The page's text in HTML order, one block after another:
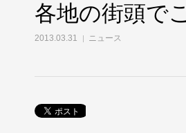
各地の街頭で
2013.03.31 ニュース